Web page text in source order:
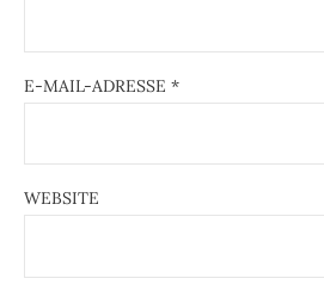
E-MAIL-ADRESSE *
WEBSITE